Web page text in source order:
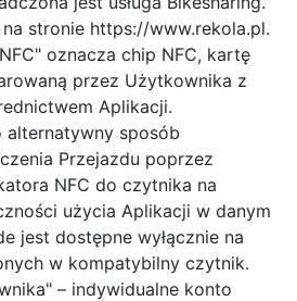
stronie https://www.rekola.pl.
oznacza chip NFC, kartę
przez Użytkownika z
Aplikacji.
alternatywny sposób
Przejazdu poprzez
NFC do czytnika na
użycia Aplikacji w danym
jest dostępne wyłącznie na
w kompatybilny czytnik.
– indywidualne konto